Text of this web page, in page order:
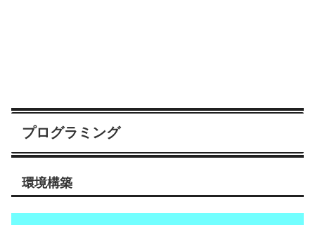
プログラミング
環境構築